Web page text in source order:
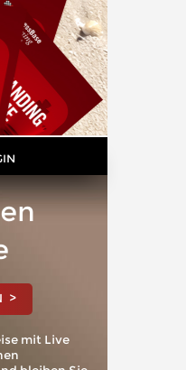
>
mit Live